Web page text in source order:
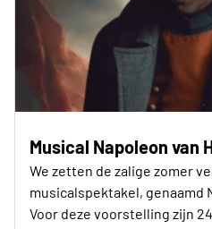
Musical Napoleon van
We zetten de zalige zomer
musicalspektakel, genaamd
Voor deze voorstelling zijn